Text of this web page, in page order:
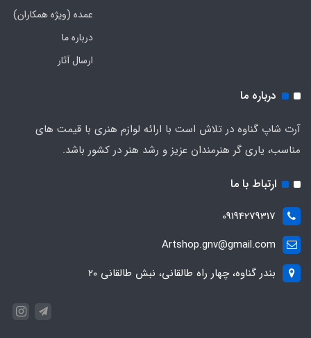
عمده (ویژه همکاران)
درباره ما
ارسال آثار
درباره ما
آرت شاپ گناوه در تلاش است با ارائه لوازم هنری با قیمت های
مناسب، یاری گر هنرمندان عزیز و رشد هنر در کشور باشد.
ارتباط با ما
09194279317
Artshop.gnv@gmail.com
بندر گناوه، چهار راه طالقانی، نبش طالقانی ۲۰